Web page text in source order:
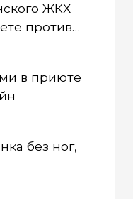
ЖКХ
против
в приюте
без ног,